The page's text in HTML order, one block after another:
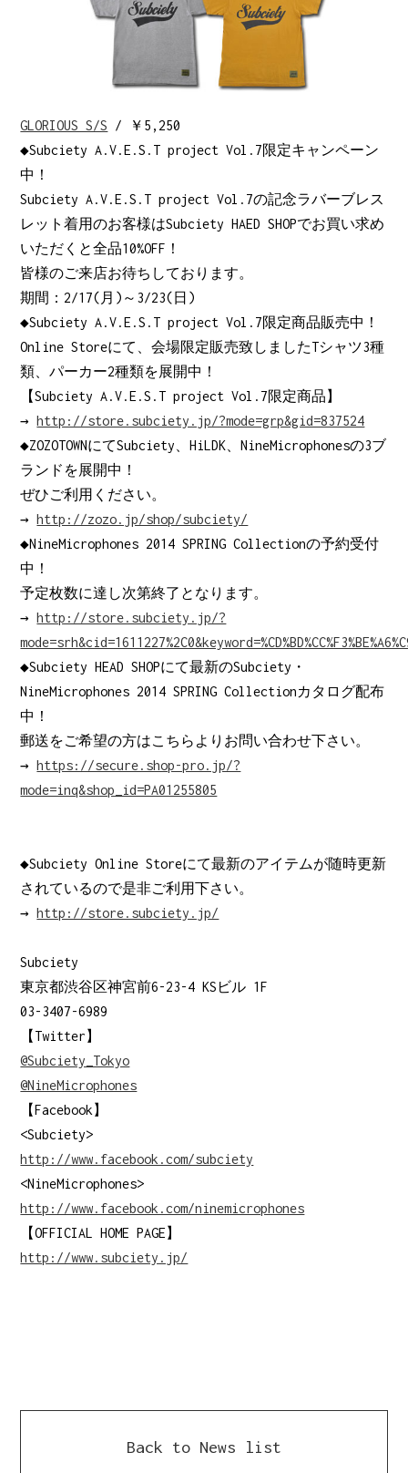
GLORIOUS S/S / ￥5,250
◆Subciety A.V.E.S.T project Vol.7限定キャンペーン
中！
Subciety A.V.E.S.T project Vol.7の記念ラバーブレス
レット着用のお客様はSubciety HAED SHOPでお買い求め
いただくと全品10%OFF！
皆様のご来店お待ちしております。
期間：2/17(月)～3/23(日)
◆Subciety A.V.E.S.T project Vol.7限定商品販売中！
Online Storeにて、会場限定販売致しましたTシャツ3種
類、パーカー2種類を展開中！
【Subciety A.V.E.S.T project Vol.7限定商品】
→http://store.subciety.jp/?mode=grp&gid=837524
◆ZOZOTOWNにてSubciety、HiLDK、NineMicrophonesの3ブ
ランドを展開中！
ぜひご利用ください。
→http://zozo.jp/shop/subciety/
◆NineMicrophones 2014 SPRING Collectionの予約受付
中！
予定枚数に達し次第終了となります。
→http://store.subciety.jp/?
◆Subciety HEAD SHOPにて最新のSubciety・
NineMicrophones 2014 SPRING Collectionカタログ配布
中！
郵送をご希望の方はこちらよりお問い合わせ下さい。
→https://secure.shop-pro.jp/?
mode=inq&shop_id=PA01255805
◆Subciety Online Storeにて最新のアイテムが随時更新
されているので是非ご利用下さい。
→http://store.subciety.jp/
Subciety
東京都渋谷区神宮前6-23-4 KSビル 1F
03-3407-6989
【Twitter】
@Subciety_Tokyo
@NineMicrophones
【Facebook】
<Subciety>
http://www.facebook.com/subciety
<NineMicrophones>
http://www.facebook.com/ninemicrophones
【OFFICIAL HOME PAGE】
http://www.subciety.jp/
Back to News list